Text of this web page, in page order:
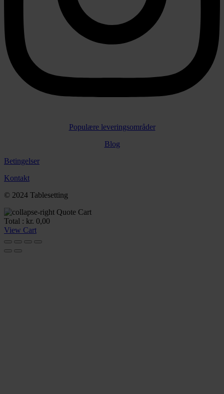
Populære leveringsområder
Blog
Betingelser
Kontakt
© 2024 Tablesetting
Quote Cart
Total : kr. 0,00
View Cart